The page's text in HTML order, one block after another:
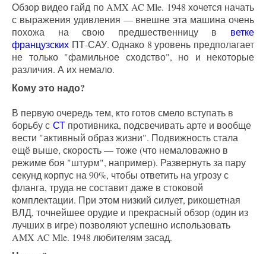
Обзор видео гайд по AMX AC Mle. 1948 хочется начать
с выражения удивления — внешне эта машина очень
похожа на свою предшественницу в ветке
французских ПТ-САУ. Однако 8 уровень предполагает
не только "фамильное сходство", но и некоторые
различия. А их немало.
Кому это надо?
В первую очередь тем, кто готов смело вступать в
борьбу с СТ противника, подсвечивать арте и вообще
вести "активный образ жизни". Подвижность стала
ещё выше, скорость — тоже (что немаловажно в
режиме боя "штурм", например). Развернуть за пару
секунд корпус на 90%, чтобы ответить на угрозу с
фланга, труда не составит даже в стоковой
комплектации. При этом низкий силует, рикошетная
ВЛД, точнейшее орудие и прекрасный обзор (один из
лучших в игре) позволяют успешно использовать
AMX AC Mle. 1948 любителям засад.